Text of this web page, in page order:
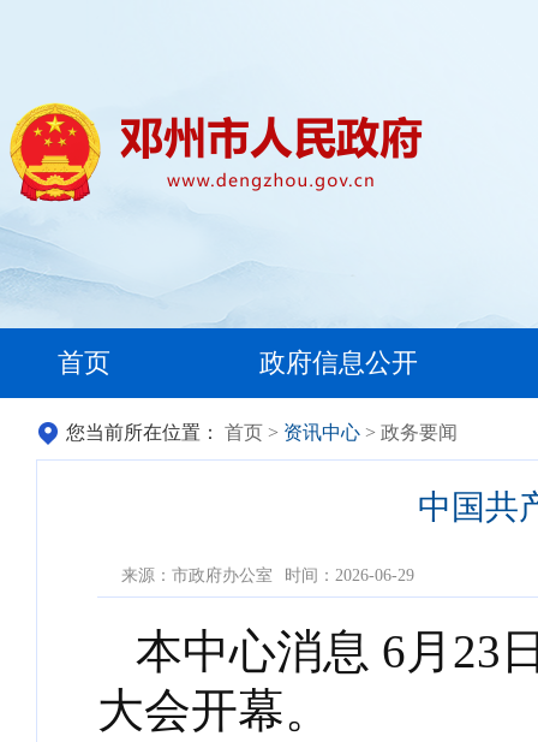
首页 政府信息公开
您当前所在位置： 首页 > 资讯中心 > 政务要闻
中国共
来源：市政府办公室 时间：2026-06-29
本中心消息 6月23
大会开幕。